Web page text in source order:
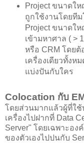
Project ขนาดใ
ถูกใช้งานโดยทีม
Project ขนาดใ
เข้ามหาศาล ( >
หรือ CRM โดยต้
เครื่องเดียวทั้งห
แบ่งปันกับใคร
Colocation กับ
โดยส่วนมากแล้วผู้ที่ใช้
เครื่องไปฝากที่ Data
Server" โดยเฉพาะอ
ของตัวเองไปปนกับ